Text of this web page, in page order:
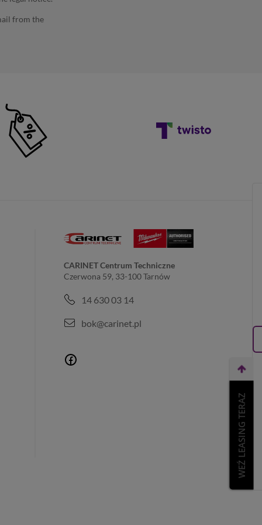
from the
CARINET Centrum Techniczne
Czerwona 59, 33-100 Tarnów
14 630 03 14
bok@carinet.pl
WEŹ LEASING TERAZ